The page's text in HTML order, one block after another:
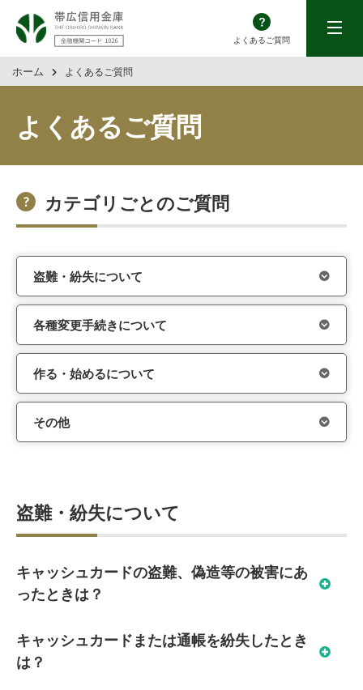
menu
帯広信用金庫
よくあるご質問
ホーム よくあるご質問
よくあるご質問
カテゴリごとのご質問
盗難・紛失について
各種変更手続きについて
作る・始めるについて
その他
盗難・紛失について
キャッシュカードの盗難、偽造等の被害にあ
ったときは？
キャッシュカードまたは通帳を紛失したとき
は？